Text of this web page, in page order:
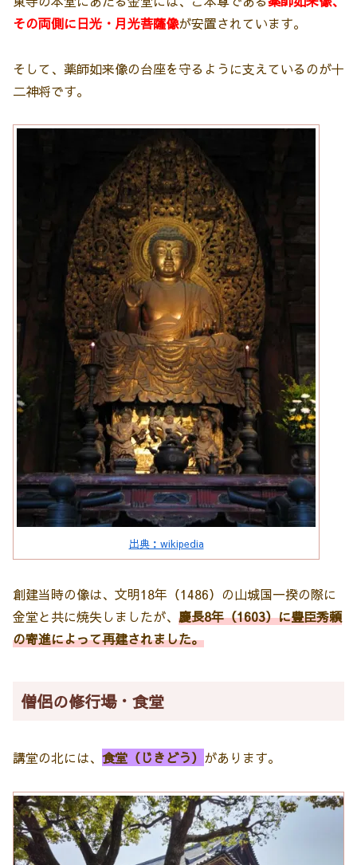
その両側に日光・月光菩薩像が安置されています。
そして、薬師如来像の台座を守るように支えているのが十
二神将です。
出典：wikipedia
創建当時の像は、文明18年（1486）の山城国一揆の際に
金堂と共に焼失しましたが、 慶長8年（1603）に豊臣秀頼
の寄進によって再建されました。
僧侶の修行場・食堂
講堂の北には、 食堂（じきどう） があります。